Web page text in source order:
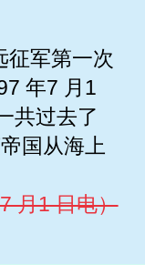
征军第一次
年7 月1
共过去了
国从海上
月1 日电）